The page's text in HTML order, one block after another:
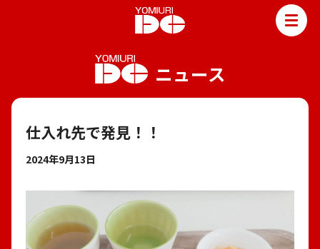
読売DCのサービス
新聞販売
よみうり住まいサポート
お野菜マルシェ
ニュース
仕入れ先で発見！！
2024年9月13日